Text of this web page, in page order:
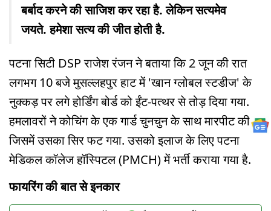
बर्बाद करने की साजिश कर रहा है. लेकिन सत्यमेव
जयते. हमेशा सत्य की जीत होती है.
पटना सिटी DSP राजेश रंजन ने बताया कि 2 जून की रात
लगभग 10 बजे मुसल्लहपुर हाट में 'खान ग्लोबल स्टडीज' के
नुक्कड़ पर लगे होर्डिंग बोर्ड को ईंट-पत्थर से तोड़ दिया गया.
हमलावरों ने कोचिंग के एक गार्ड चुनचुन के साथ मारपीट की,
जिसमें उसका सिर फट गया. उसको इलाज के लिए पटना
मेडिकल कॉलेज हॉस्पिटल (PMCH) में भर्ती कराया गया है.
फायरिंग की बात से इनकार